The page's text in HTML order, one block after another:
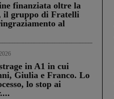
finanziata oltre la
il gruppo di Fratelli
al
in A1 in cui
Giulia e Franco. Lo
lo stop ai